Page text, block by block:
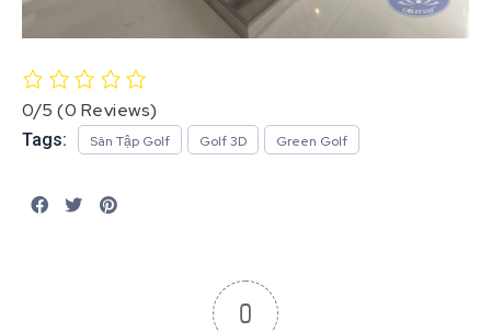
0/5 (0 Reviews)
Tags: Sân Tập Golf Golf 3D Green Golf
0